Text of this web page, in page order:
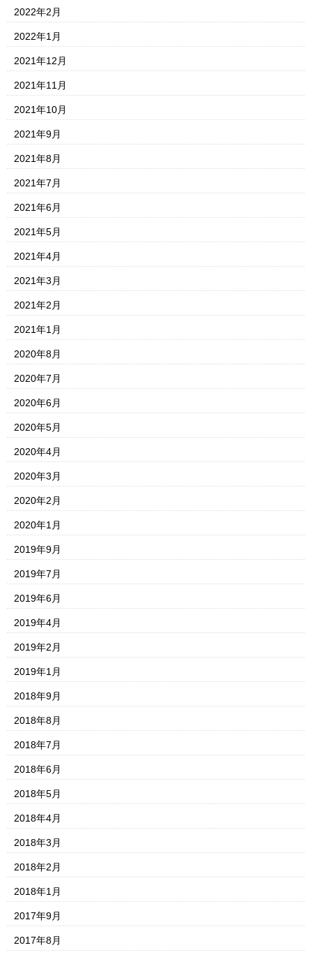
2022年2月
2022年1月
2021年12月
2021年11月
2021年10月
2021年9月
2021年8月
2021年7月
2021年6月
2021年5月
2021年4月
2021年3月
2021年2月
2021年1月
2020年8月
2020年7月
2020年6月
2020年5月
2020年4月
2020年3月
2020年2月
2020年1月
2019年9月
2019年7月
2019年6月
2019年4月
2019年2月
2019年1月
2018年9月
2018年8月
2018年7月
2018年6月
2018年5月
2018年4月
2018年3月
2018年2月
2018年1月
2017年9月
2017年8月